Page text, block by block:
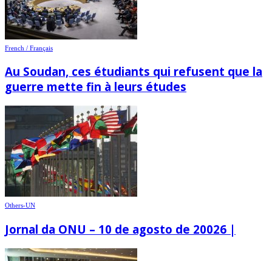
French / Français
Au Soudan, ces étudiants qui refusent que la
guerre mette fin à leurs études
Others-UN
Jornal da ONU – 10 de agosto de 20026 |